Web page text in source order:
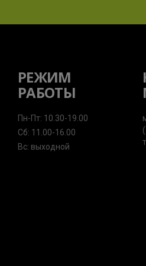
РЕЖИМ
РАБОТЫ
Пн-Пт: 10.30-19.00
Сб: 11.00-16.00
Вс: выходной